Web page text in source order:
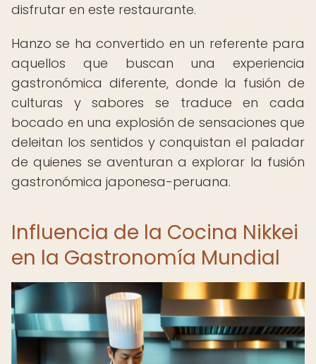
disfrutar en este restaurante.
Hanzo se ha convertido en un referente para
aquellos que buscan una experiencia
gastronómica diferente, donde la fusión de
culturas y sabores se traduce en cada
bocado en una explosión de sensaciones que
deleitan los sentidos y conquistan el paladar
de quienes se aventuran a explorar la fusión
gastronómica japonesa-peruana.
Influencia de la Cocina Nikkei
en la Gastronomía Mundial